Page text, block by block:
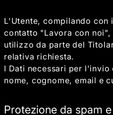
L'Utente, compilando
contatto "Lavora con noi",
utilizzo da parte del
relativa richiesta.
I Dati necessari per l'invio
nome, cognome, email e
Protezione da spam